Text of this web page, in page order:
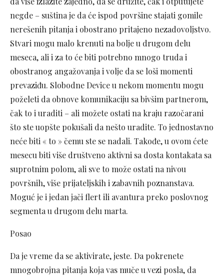
negde – suština je da će ispod površine stajati gomile
nerešenih pitanja i obostrano pritajeno nezadovoljstvo.
Stvari mogu malo krenuti na bolje u drugom delu
meseca, ali i za to će biti potrebno mnogo truda i
obostranog angažovanja i volje da se loši momenti
prevaziđu. Slobodne Device u nekom momentu mogu
poželeti da obnove komunikaciju sa bivšim partnerom,
čak to i uraditi – ali možete ostati na kraju razočarani
što ste uopšte pokušali da nešto uradite. To jednostavno
neće biti « to » čemu ste se nadali. Takođe, u ovom ćete
mesecu biti više društveno aktivni sa dosta kontakata sa
suprotnim polom, ali sve to može ostati na nivou
površnih, više prijateljskih i zabavnih poznanstava.
Moguć je i jedan jači flert ili avantura preko poslovnog
segmenta u drugom delu marta.
Posao
Da je vreme da se aktivirate, jeste. Da pokrenete
mnogobrojna pitanja koja vas muče u vezi posla, da